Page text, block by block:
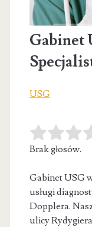
Gabinet
USG
Brak głosów.
Gabinet USG
usługi
Dopplera.
ulicy